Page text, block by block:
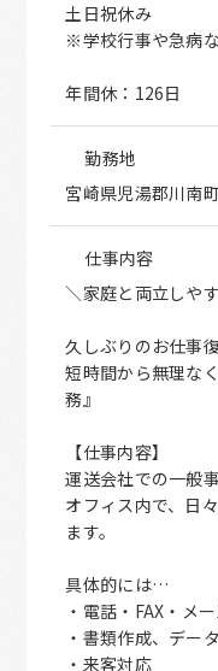
土日祝休み
※学校行事や急病
年間休：126日
勤務地
宮崎県児湯郡川南
仕事内容
＼家庭と両立しや
久しぶりのお仕事
短時間から無理な
務』
【仕事内容】
運送会社での一般
オフィス内で、日
ます。
具体的には…
・電話・FAX・メ
・書類作成、デー
・来客対応